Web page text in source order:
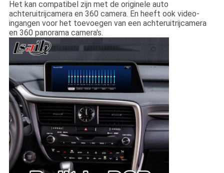
Het kan compatibel zijn met de originele auto
achteruitrijcamera en 360 camera. En heeft ook video-
ingangen voor het toevoegen van een achteruitrijcamera
en 360 panorama camera's.